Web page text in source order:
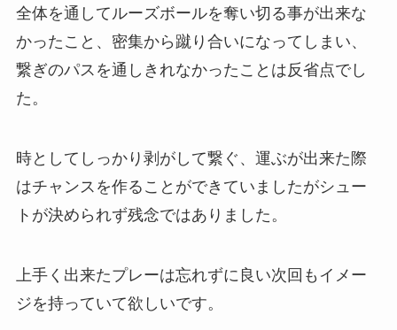
全体を通してルーズボールを奪い切る事が出来な
かったこと、密集から蹴り合いになってしまい、
繋ぎのパスを通しきれなかったことは反省点でし
た。
時としてしっかり剥がして繋ぐ、運ぶが出来た際
はチャンスを作ることができていましたがシュー
トが決められず残念ではありました。
上手く出来たプレーは忘れずに良い次回もイメー
ジを持っていて欲しいです。